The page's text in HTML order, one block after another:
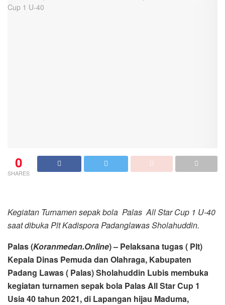
0
SHARES
Kegiatan Turnamen sepak bola Palas All Star Cup 1 U-40
saat dibuka Plt Kadispora Padanglawas Sholahuddin.
Palas (Koranmedan.Online) – Pelaksana tugas ( Plt)
Kepala Dinas Pemuda dan Olahraga, Kabupaten
Padang Lawas ( Palas) Sholahuddin Lubis membuka
kegiatan turnamen sepak bola Palas All Star Cup 1
Usia 40 tahun 2021, di Lapangan hijau Maduma,